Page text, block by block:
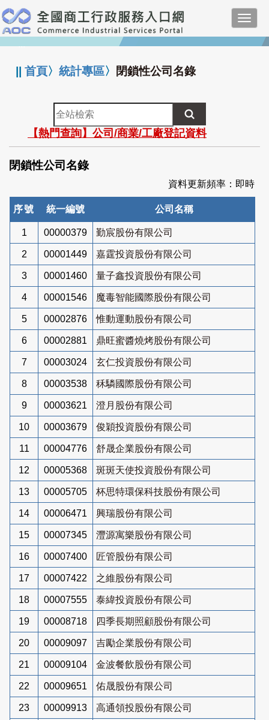
跳
到
主
要
:::
||首頁〉統計專區〉 閉鎖性公司名錄
全
站
檢
索
【熱門查詢】公司/商業/工廠登記資料
閉鎖性公司名錄
資料更新頻率：即時
序號 統一編號 公司名稱
1 00000379 勤宸股份有限公司
2 00001449 嘉霆投資股份有限公司
3 00001460 量子鑫投資股份有限公司
4 00001546 魔毒智能國際股份有限公司
5 00002876 惟動運動股份有限公司
6 00002881 鼎旺蜜醬燒烤股份有限公司
7 00003024 玄仁投資股份有限公司
8 00003538 秝驎國際股份有限公司
9 00003621 澄月股份有限公司
10 00003679 俊穎投資股份有限公司
11 00004776 舒晟企業股份有限公司
12 00005368 斑斑天使投資股份有限公司
13 00005705 杯思特環保科技股份有限公司
14 00006471 興瑞股份有限公司
15 00007345 灃源寓樂股份有限公司
16 00007400 匠管股份有限公司
17 00007422 之維股份有限公司
18 00007555 泰緯投資股份有限公司
19 00008718 四季長期照顧股份有限公司
20 00009097 吉勵企業股份有限公司
21 00009104 金波餐飲股份有限公司
22 00009651 佑晟股份有限公司
23 00009913 高通領投股份有限公司